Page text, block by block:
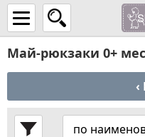
Май-рюкзаки 0+